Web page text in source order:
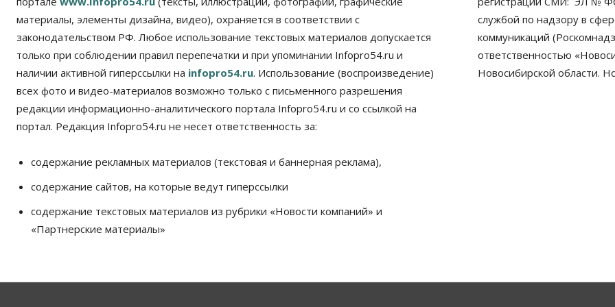
материалы, элементы дизайна, видео), охраняется в соответствии с
законодательством РФ. Любое использование текстовых материалов допускается
только при соблюдении правил перепечатки и при упоминании Infopro54.ru и
наличии активной гиперссылки на infopro54.ru. Использование (воспроизведение)
всех фото и видео-материалов возможно только с письменного разрешения
редакции информационно-аналитического портала Infopro54.ru и со ссылкой на
портал. Редакция Infopro54.ru не несет ответственность за:
содержание рекламных материалов (текстовая и баннерная реклама),
содержание сайтов, на которые ведут гиперссылки
содержание текстовых материалов из рубрики «Новости компаний» и
«Партнерские материалы»
службой по надзору в
коммуникаций
ответственностью
Новосибирской области.